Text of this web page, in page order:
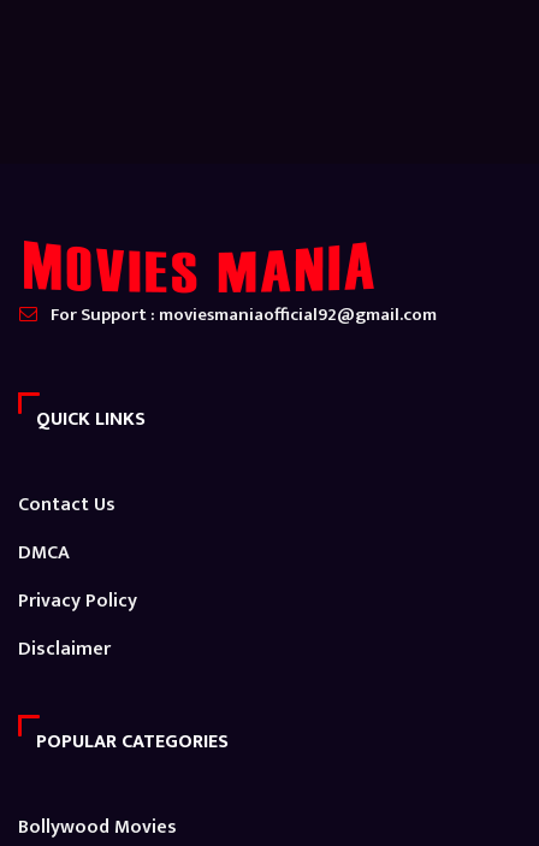
For Support : moviesmaniaofficial92@gmail.com
QUICK LINKS
Contact Us
DMCA
Privacy Policy
Disclaimer
POPULAR CATEGORIES
Bollywood Movies